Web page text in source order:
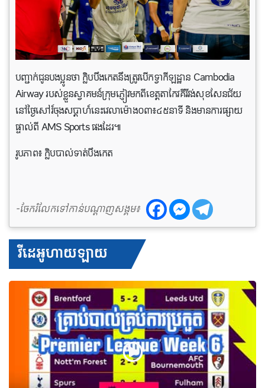
បញ្ជាក់ជូនបងប្អូនថា ក្លិបបឹងកេតនឹងត្រូវបើកទ្វាកីឡដ្ឋាន Cambodia
Airway របស់ខ្លួនស្វាគមន៍ក្រុមភ្ញៀវមកពីខេត្តតាកែវគីរីវង់សុខសែនជ័យ
នៅថ្ងៃសៅរ៍ចុងសប្ដាហ៍នេះវេលាម៉ោង០៣៖៤៥នាទី និងមានការផ្សាយ
ផ្ទាល់ពី AMS Sports ផងដែរ៕
រូបភាព៖ ក្លិបបាល់ទាត់បឹងកេត
-ចែករំលែកទៅកាន់បណ្តាញសង្គម៖
វីដេអូហាយឡាយ